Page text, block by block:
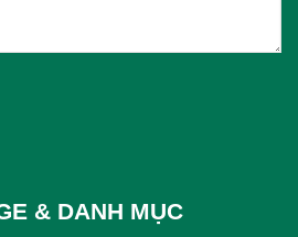
& DANH MỤC